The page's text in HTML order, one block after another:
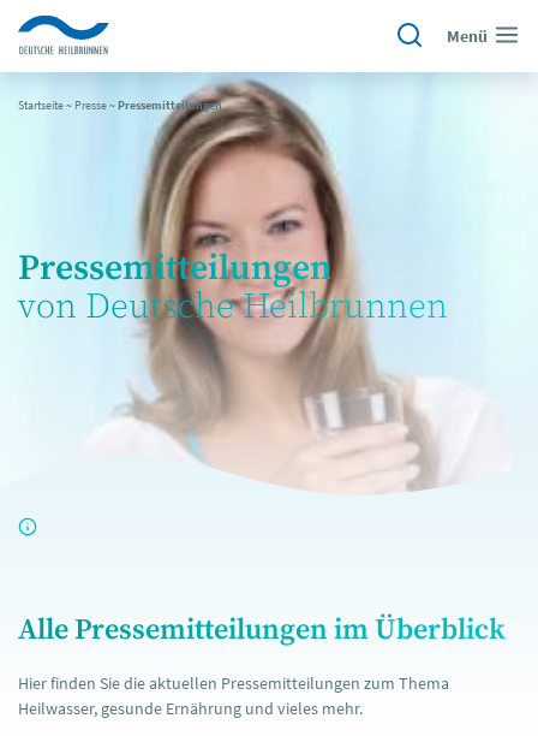
Menü
Startseite~ Presse~Pressemitteilungen
Pressemitteilungen
von Deutsche Heilbrunnen
Alle Pressemitteilungen im Überblick
Hier finden Sie die aktuellen Pressemitteilungen zum Thema
Heilwasser, gesunde Ernährung und vieles mehr.